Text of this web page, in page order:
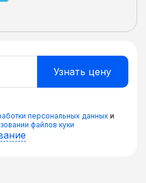
персональных данных и
файлов куки